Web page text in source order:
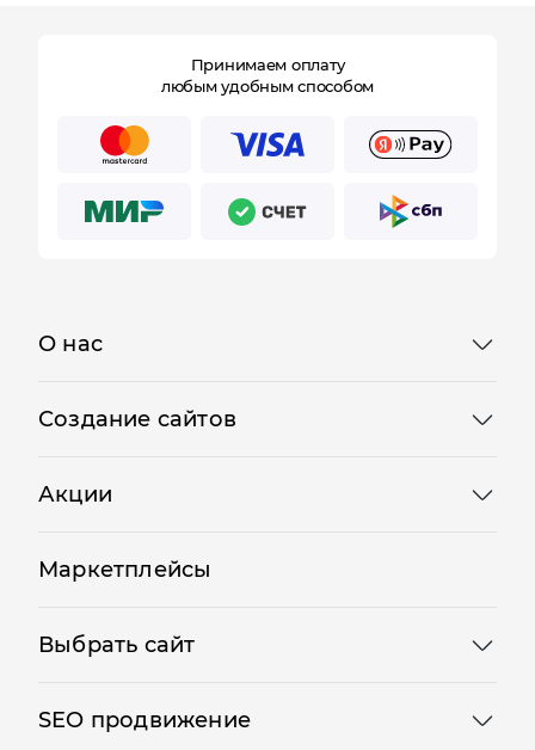
Принимаем оплату
любым удобным способом
О нас
Создание сайтов
Акции
Маркетплейсы
Выбрать сайт
SEO продвижение
конфиденциальности